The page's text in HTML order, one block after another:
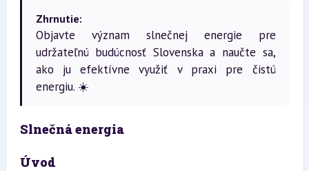
Zhrnutie:
Objavte význam slnečnej energie pre
udržateľnú budúcnosť Slovenska a naučte sa,
ako ju efektívne využiť v praxi pre čistú
energiu. ☀️
Slnečná energia
Úvod